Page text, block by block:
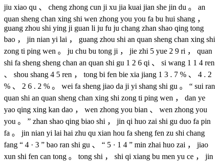
jiu xiao qu 、 cheng zhong cun ji xu jia kuai jian she jin du 。 an
quan sheng chan xing shi wen zhong you you fa bu hui shang ，
guang zhou shi ying ji guan li ju fu ju chang zhan shao qing tong
bao ， jin nian yi lai ， guang zhou shi an quan sheng chan xing shi
zong ti ping wen 。 ju chu bu tong ji ， jie zhi 5 yue 2 9 ri ， quan
shi fa sheng sheng chan an quan shi gu 1 2 6 qi 、 si wang 1 1 4 ren
、 shou shang 4 5 ren ， tong bi fen bie xia jiang 1 3 . 7 % 、 4 . 2
% 、 2 6 . 2 % 。 wei fa sheng jiao da ji yi shang shi gu 。 “ sui ran
quan shi an quan sheng chan xing shi zong ti ping wen ， dan ye
yao qing xing kan dao ， wen zhong you bian 、 wen zhong you
you 。 ” zhan shao qing biao shi ， jin qi huo zai shi gu duo fa pin
fa 。 jin nian yi lai hai zhu qu xian hou fa sheng fen zu shi chang
fang “ 4 · 3 ” bao ran shi gu 、 “ 5 · 1 4 ” min zhai huo zai ， jiao
xun shi fen can tong 。 tong shi ， shi qi xiang bu men yu ce ， jin